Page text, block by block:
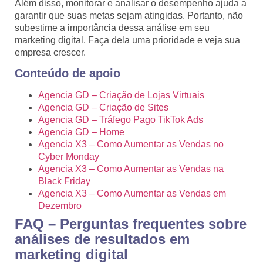
Além disso, monitorar e analisar o desempenho ajuda a
garantir que suas metas sejam atingidas. Portanto, não
subestime a importância dessa análise em seu
marketing digital. Faça dela uma prioridade e veja sua
empresa crescer.
Conteúdo de apoio
Agencia GD – Criação de Lojas Virtuais
Agencia GD – Criação de Sites
Agencia GD – Tráfego Pago TikTok Ads
Agencia GD – Home
Agencia X3 – Como Aumentar as Vendas no
Cyber Monday
Agencia X3 – Como Aumentar as Vendas na
Black Friday
Agencia X3 – Como Aumentar as Vendas em
Dezembro
FAQ – Perguntas frequentes sobre
análises de resultados em
marketing digital